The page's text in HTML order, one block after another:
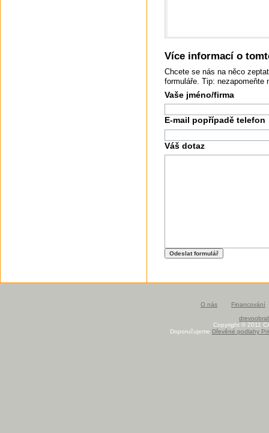
Více informací o
Chcete se nás na něco
formuláře. Tip:
Vaše jméno/firma
E-mail popřípadě telefon
Váš dotaz
O nás Financování
Copyright © 2011
Doporučujeme Dřevěné podlahy